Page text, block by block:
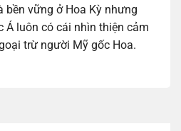
bền vững ở Hoa Kỳ nhưng
Á luôn có cái nhìn thiện cảm
trừ người Mỹ gốc Hoa.